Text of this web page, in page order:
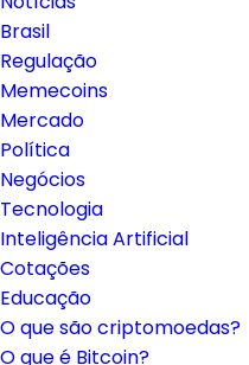
Brasil
Regulação
Memecoins
Mercado
Política
Negócios
Tecnologia
Inteligência Artificial
Cotações
Educação
O que são criptomoedas?
O que é Bitcoin?